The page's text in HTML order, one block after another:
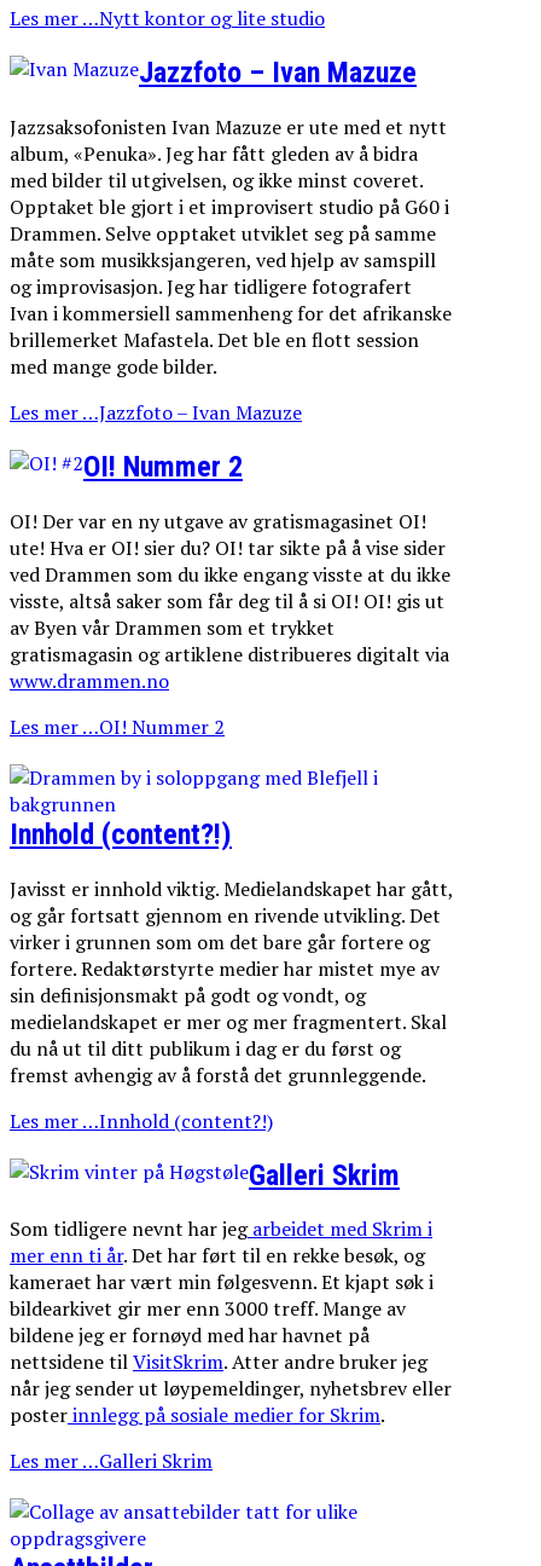
Les mer …Nytt kontor og lite studio
Jazzfoto – Ivan Mazuze
Jazzsaksofonisten Ivan Mazuze er ute med et nytt
album, «Penuka». Jeg har fått gleden av å bidra
med bilder til utgivelsen, og ikke minst coveret.
Opptaket ble gjort i et improvisert studio på G60 i
Drammen. Selve opptaket utviklet seg på samme
måte som musikksjangeren, ved hjelp av samspill
og improvisasjon. Jeg har tidligere fotografert
Ivan i kommersiell sammenheng for det afrikanske
brillemerket Mafastela. Det ble en flott session
med mange gode bilder.
Les mer …Jazzfoto – Ivan Mazuze
OI! Nummer 2
OI! Der var en ny utgave av gratismagasinet OI!
ute! Hva er OI! sier du? OI! tar sikte på å vise sider
ved Drammen som du ikke engang visste at du ikke
visste, altså saker som får deg til å si OI! OI! gis ut
av Byen vår Drammen som et trykket
gratismagasin og artiklene distribueres digitalt via
www.drammen.no
Les mer …OI! Nummer 2
Innhold (content?!)
Javisst er innhold viktig. Medielandskapet har gått,
og går fortsatt gjennom en rivende utvikling. Det
virker i grunnen som om det bare går fortere og
fortere. Redaktørstyrte medier har mistet mye av
sin definisjonsmakt på godt og vondt, og
medielandskapet er mer og mer fragmentert. Skal
du nå ut til ditt publikum i dag er du først og
fremst avhengig av å forstå det grunnleggende.
Les mer …Innhold (content?!)
Galleri Skrim
Som tidligere nevnt har jegarbeidet med Skrim i
mer enn ti år. Det har ført til en rekke besøk, og
kameraet har vært min følgesvenn. Et kjapt søk i
bildearkivet gir mer enn 3000 treff. Mange av
bildene jeg er fornøyd med har havnet på
nettsidene tilVisitSkrim. Atter andre bruker jeg
når jeg sender ut løypemeldinger, nyhetsbrev eller
posterinnlegg på sosiale medier for Skrim.
Les mer …Galleri Skrim